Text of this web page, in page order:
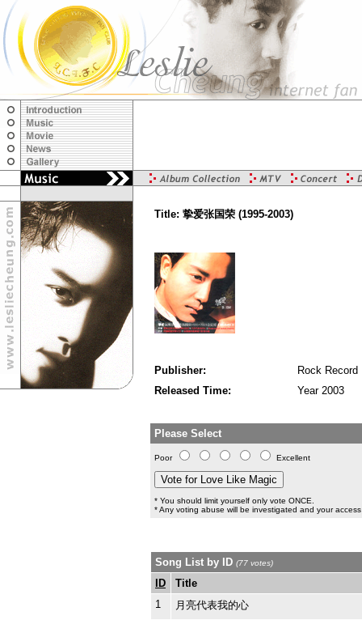
Title: 挚爱张国荣 (1995-2003)
Publisher:
Rock Record
Released Time:
Year 2003
Please Select
Poor Excellent
* You should limit yourself only vote ONCE.
* Any voting abuse will be investigated and your
Song List by ID (77 votes)
ID
Title
1
月亮代表我的心